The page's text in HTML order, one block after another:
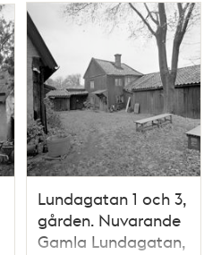
Lundagatan 1 och 3,
gården. Nuvarande
Gamla Lundagatan,